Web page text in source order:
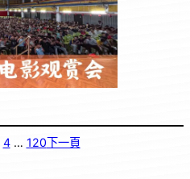
4 … 120 下一頁